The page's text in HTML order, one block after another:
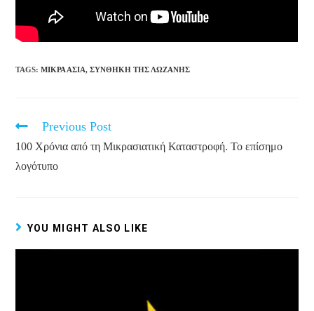
TAGS:ΜΙΚΡΆ ΑΣΊΑ, ΣΥΝΘΉΚΗ ΤΗΣ ΛΩΖΆΝΗΣ
Read
more
articles
Previous Post
100 Χρόνια από τη Μικρασιατική Καταστροφή. To επίσημο
λογότυπο
YOU MIGHT ALSO LIKE